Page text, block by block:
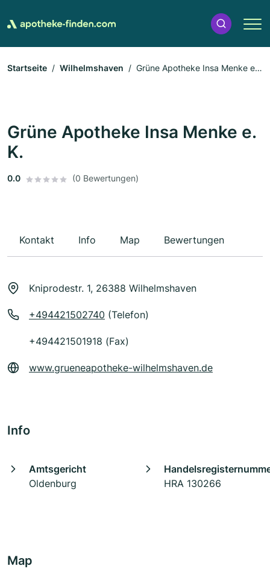
Startseite Wilhelmshaven
Grüne Apotheke Insa Menke e.
Grüne Apotheke Insa Menke e.
K.
0.0 (0 Bewertungen)
Kontakt Info Map Bewertungen
Kniprodestr. 1, 26388 Wilhelmshaven
+494421502740 (Telefon)
+494421501918 (Fax)
www.grueneapotheke-wilhelmshaven.de
Info
Amtsgericht
Oldenburg
HRA 130266
Map